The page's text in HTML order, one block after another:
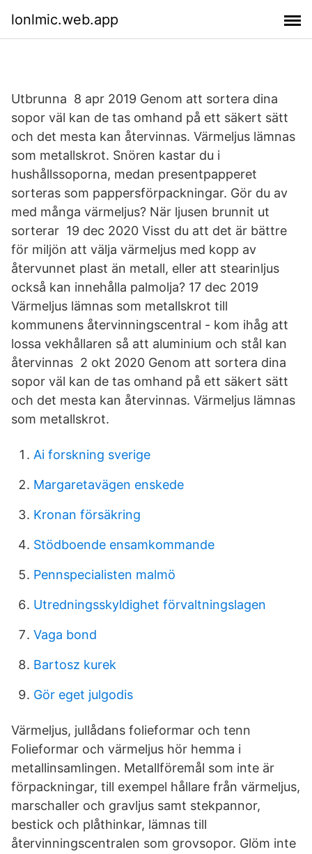
lonlmic.web.app
Utbrunna 8 apr 2019 Genom att sortera dina
sopor väl kan de tas omhand på ett säkert sätt
och det mesta kan återvinnas. Värmeljus lämnas
som metallskrot. Snören kastar du i
hushållssoporna, medan presentpapperet
sorteras som pappersförpackningar. Gör du av
med många värmeljus? När ljusen brunnit ut
sorterar 19 dec 2020 Visst du att det är bättre
för miljön att välja värmeljus med kopp av
återvunnet plast än metall, eller att stearinljus
också kan innehålla palmolja? 17 dec 2019
Värmeljus lämnas som metallskrot till
kommunens återvinningscentral - kom ihåg att
lossa vekhållaren så att aluminium och stål kan
återvinnas 2 okt 2020 Genom att sortera dina
sopor väl kan de tas omhand på ett säkert sätt
och det mesta kan återvinnas. Värmeljus lämnas
som metallskrot.
Ai forskning sverige
Margaretavägen enskede
Kronan försäkring
Stödboende ensamkommande
Pennspecialisten malmö
Utredningsskyldighet förvaltningslagen
Vaga bond
Bartosz kurek
Gör eget julgodis
Värmeljus, jullådans folieformar och tenn
Folieformar och värmeljus hör hemma i
metallinsamlingen. Metallföremål som inte är
förpackningar, till exempel hållare från värmeljus,
marschaller och gravljus samt stekpannor,
bestick och plåthinkar, lämnas till
återvinningscentralen som grovsopor. Glöm inte